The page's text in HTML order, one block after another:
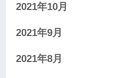
2021年10月
2021年9月
2021年8月